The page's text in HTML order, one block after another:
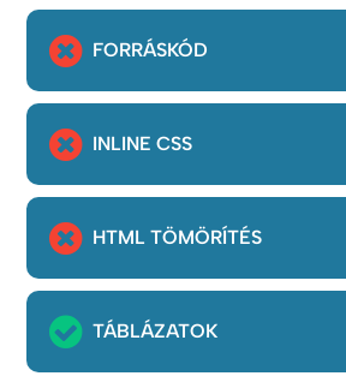
FORRÁSKÓD
INLINE CSS
HTML TÖMÖRÍTÉS
TÁBLÁZATOK